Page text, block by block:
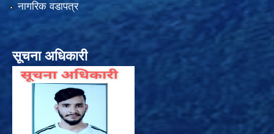
नागरिक वडापत्र
सूचना अधिकारी